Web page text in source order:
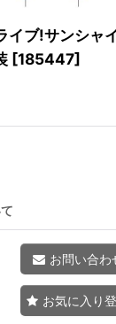
イブ!サンシャ
[185447]
お問い合わ
お気に入り